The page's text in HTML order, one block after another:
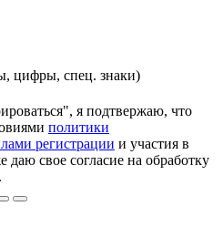
цифры, спец. знаки)
я подтвержаю, что
политики
регистрации и участия в
даю свое согласие на обработку